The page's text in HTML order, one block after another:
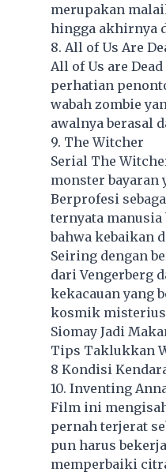
merupakan
hingga akhirnya
8. All of Us Are
All of Us are
perhatian
wabah zombie
awalnya berasal
9. The Witcher
Serial The
monster bayaran
Berprofesi
ternyata
bahwa kebaikan
Seiring dengan
dari Vengerberg
kekacauan yang
kosmik
Siomay Jadi
Tips Taklukkan
8 Kondisi
10. Inventing
Film ini
pernah terjerat
pun harus
memperbaiki